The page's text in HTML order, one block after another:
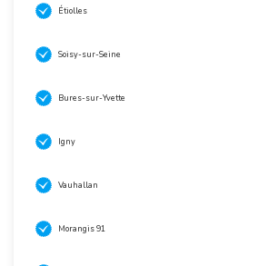
Étiolles
Soisy-sur-Seine
Bures-sur-Yvette
Igny
Vauhallan
Morangis 91